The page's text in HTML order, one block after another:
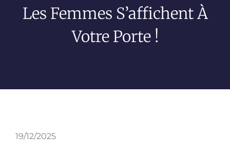
Les Femmes S’affichent À
Votre Porte !
19/12/2025